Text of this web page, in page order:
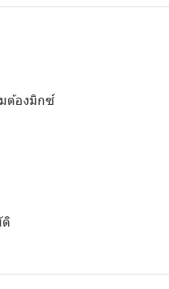
ต้องมิกซ์